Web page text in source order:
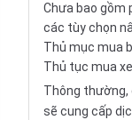
Chưa bao gồm
các tùy chọn
Thủ mục mua
Thủ tục mua
Thông thường,
sẽ cung cấp